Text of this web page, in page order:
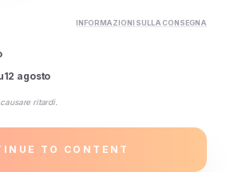
INFORMAZIONI SULLA CONSEGNA
12 agosto
ritardi.
TO CONTENT